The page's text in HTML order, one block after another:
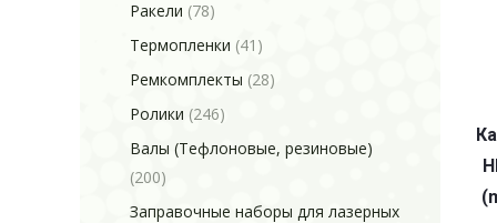
Ракели (78)
Термопленки (41)
Ремкомплекты (28)
Ролики (246)
Валы (Тефлоновые, резиновые)
(200)
Заправочные наборы для лазерных